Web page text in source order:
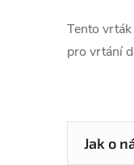
Tento
pro vrtání